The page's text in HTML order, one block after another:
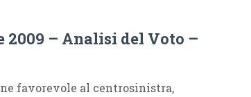
2009 – Analisi del Voto –
favorevole al centrosinistra,